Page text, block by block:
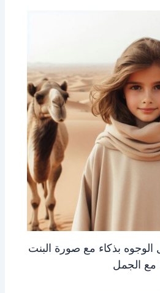
الوجوه بذكاء مع صورة البنت
مع الجمل